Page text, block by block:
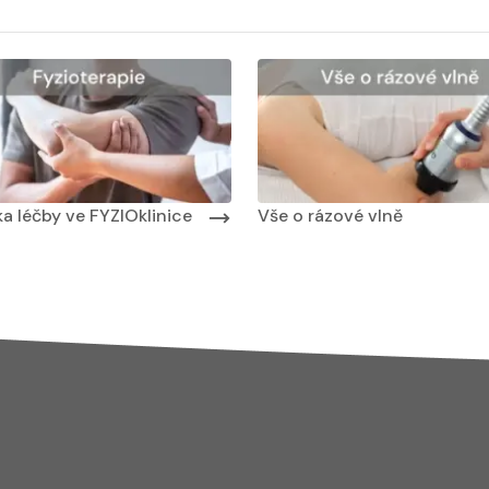
masáží Nabídka masáží
léčby ve FYZIOklinice
Nabídka léčby ve FYZIOklinice
Vše o rázové vlně